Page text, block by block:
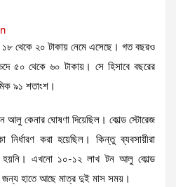
থেকে ২০ টাকায় নেমে এসেছে। গত বছরও
৫০ থেকে ৬০ টাকায়। সে হিসাবে বছরের
৯১ শতাংশ।
কেনার ঘোষণা দিয়েছিল। কোল্ড স্টোরেজ
করা হয়েছিল। কিন্তু ব্যবসায়ীরা
হয়নি। এখনো ১০-১২ লাখ টন আলু কোল্ড
হাতে আছে মাত্র দুই মাস সময়।